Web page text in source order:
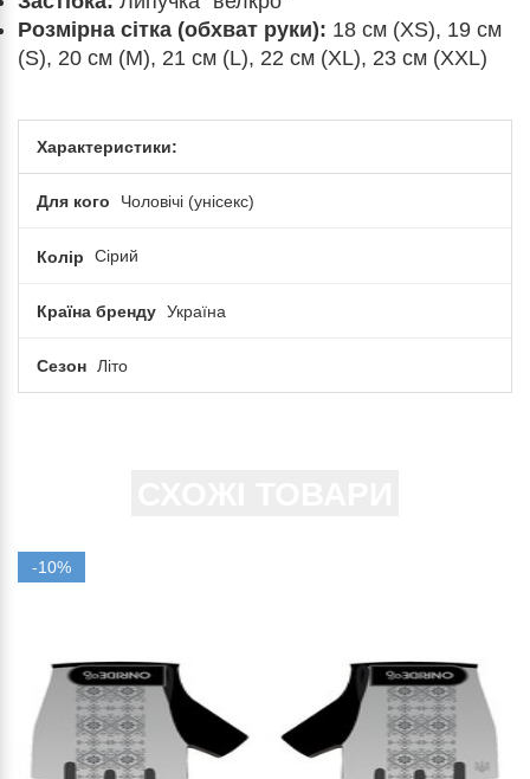
Розмірна сітка (обхват руки): 18 см (XS), 19 см
(S), 20 см (M), 21 см (L), 22 см (XL), 23 см (XXL)
Характеристики:
Для кого Чоловічі (унісекс)
Колір Сірий
Країна бренду Україна
Сезон Літо
-10%